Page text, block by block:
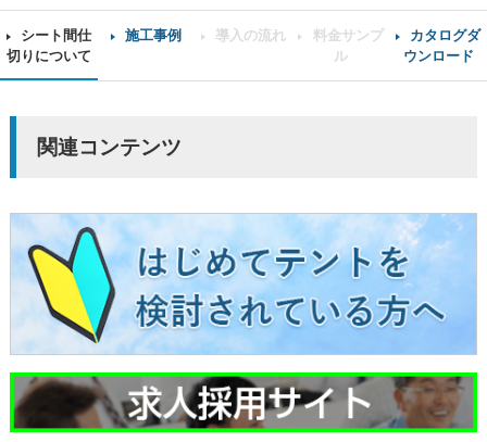
シート間仕
切りについて
施工事例 導入の流れ
料金サンプ
ル
カタログダ
ウンロード
関連コンテンツ